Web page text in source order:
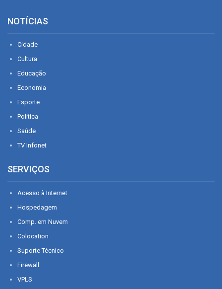
NOTÍCIAS
Cidade
Cultura
Educação
Economia
Esporte
Política
Saúde
TV Infonet
SERVIÇOS
Acesso à Internet
Hospedagem
Comp. em Nuvem
Colocation
Suporte Técnico
Firewall
VPLS